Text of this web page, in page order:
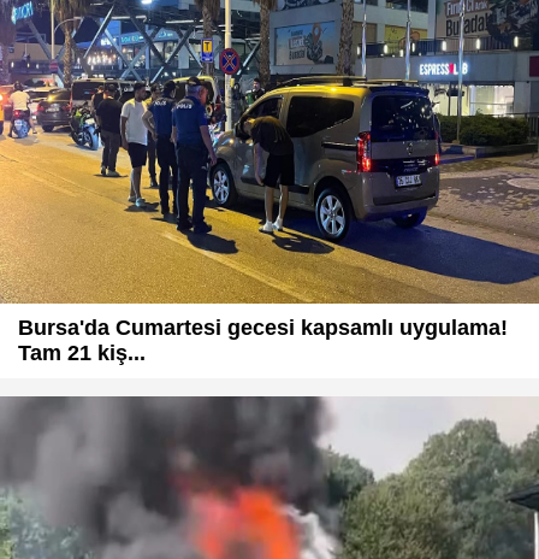
Bursa'da Cumartesi gecesi kapsamlı uygulama!
Tam 21 kiş...